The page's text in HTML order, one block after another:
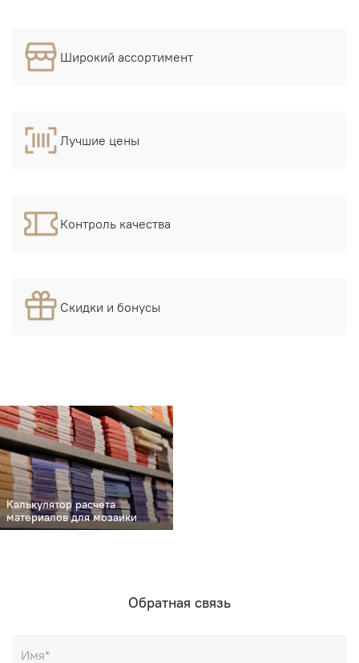
Широкий ассортимент
Лучшие цены
Контроль качества
Скидки и бонусы
Калькулятор расчета
материалов для мозаики
Обратная связь